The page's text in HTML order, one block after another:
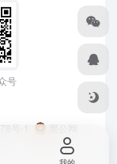
号
号-1
黑公网